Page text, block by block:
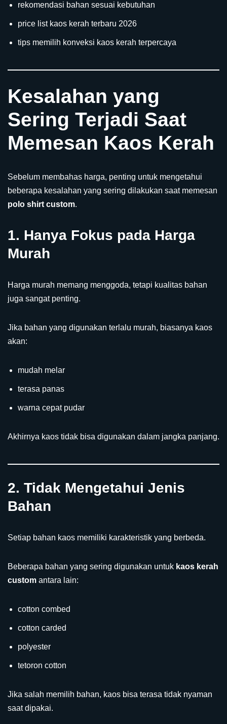
rekomendasi bahan sesuai kebutuhan
price list kaos kerah terbaru 2026
tips memilih konveksi kaos kerah terpercaya
Kesalahan yang
Sering Terjadi Saat
Memesan Kaos Kerah
Sebelum membahas harga, penting untuk mengetahui
beberapa kesalahan yang sering dilakukan saat memesan
polo shirt custom.
1. Hanya Fokus pada Harga
Murah
Harga murah memang menggoda, tetapi kualitas bahan
juga sangat penting.
Jika bahan yang digunakan terlalu murah, biasanya kaos
akan:
mudah melar
terasa panas
warna cepat pudar
Akhirnya kaos tidak bisa digunakan dalam jangka panjang.
2. Tidak Mengetahui Jenis
Bahan
Setiap bahan kaos memiliki karakteristik yang berbeda.
Beberapa bahan yang sering digunakan untuk kaos kerah
custom antara lain:
cotton combed
cotton carded
polyester
tetoron cotton
Jika salah memilih bahan, kaos bisa terasa tidak nyaman
saat dipakai.